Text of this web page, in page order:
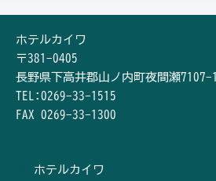
ホテルカイワ
〒381-0405
長野県下高井郡山ノ内町夜間瀬7107-1
TEL:0269-33-1515
FAX 0269-33-1300
ホテルカイワ